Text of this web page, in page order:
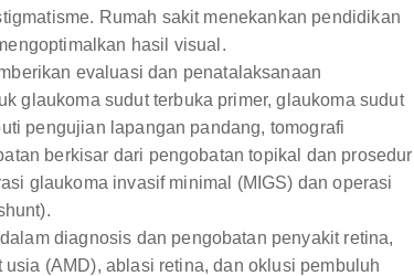
Rumah sakit menekankan pendidikan
hasil visual.
evaluasi dan penatalaksanaan
glaukoma sudut terbuka primer, glaukoma sudut
pengujian lapangan pandang, tomografi
berkisar dari pengobatan topikal dan prosedur
glaukoma invasif minimal (MIGS) dan operasi
diagnosis dan pengobatan penyakit retina,
(AMD), ablasi retina, dan oklusi pembuluh